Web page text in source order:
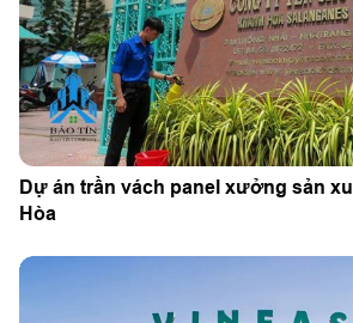
Dự án trần vách panel xưởng sản
Hòa